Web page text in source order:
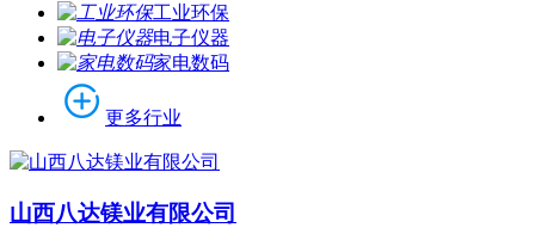
工业环保
电子仪器
家电数码
更多行业
山西八达镁业有限公司